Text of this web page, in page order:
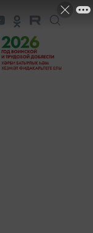
ЭтноДети